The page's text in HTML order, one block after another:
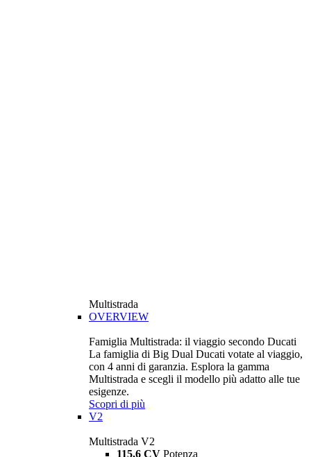
Multistrada
OVERVIEW
Famiglia Multistrada: il viaggio secondo Ducati
La famiglia di Big Dual Ducati votate al viaggio,
con 4 anni di garanzia. Esplora la gamma
Multistrada e scegli il modello più adatto alle tue
esigenze.
Scopri di più
V2
Multistrada V2
115,6 CV Potenza